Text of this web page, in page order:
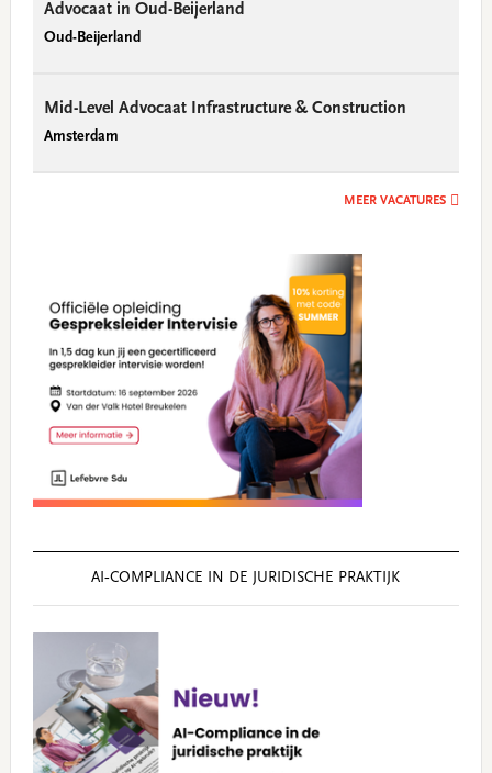
Advocaat in Oud-Beijerland
Oud-Beijerland
Mid-Level Advocaat Infrastructure & Construction
Amsterdam
MEER VACATURES
AI‑COMPLIANCE IN DE JURIDISCHE PRAKTIJK